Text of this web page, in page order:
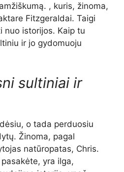
, kuris, žinoma,
Fitzgeraldai. Taigi
nuo istorijos. Kaip tu
ir jo gydomuoju
sultiniai ir
o tada perduosiu
Žinoma, pagal
natūropatas, Chris.
yra ilga,